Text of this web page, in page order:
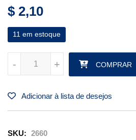
$ 2,10
11 em estoque
PORCA PN AN310 quantidade
+
- +
- COMPRAR
Adicionar à lista de desejos
SKU: 2660